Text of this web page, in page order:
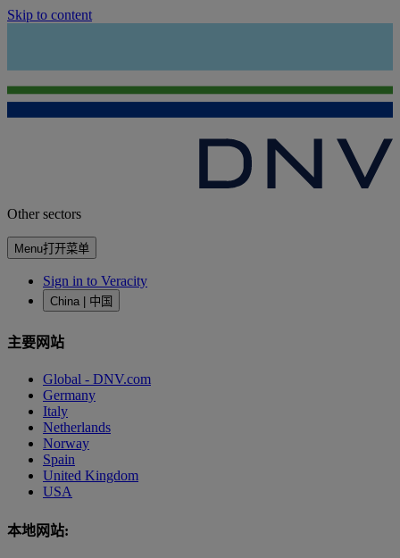
Skip to content
Other sectors
Menu打开菜单
Sign in to Veracity
China | 中国
主要网站
Global - DNV.com
Germany
Italy
Netherlands
Norway
Spain
United Kingdom
USA
本地网站: